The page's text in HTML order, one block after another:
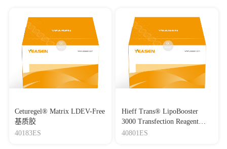
Ceturegel® Matrix LDEV-Free
基质胶
40183ES
Hieff Trans® LipoBooster
3000 Transfection Reagent
Lipo3000转染试剂
40801ES